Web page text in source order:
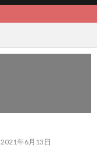
2021年6月13日